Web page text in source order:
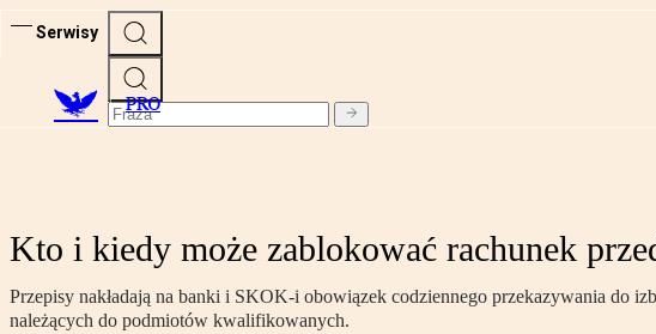
Serwisy
PRO
Kto i kiedy może zablokować rachunek
Przepisy nakładają na banki i SKOK-i obowiązek codziennego przekazywania do
należących do podmiotów kwalifikowanych.